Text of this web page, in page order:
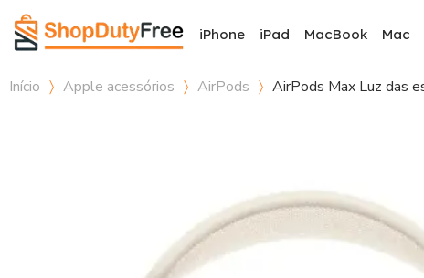
iPhone iPad MacBook Mac
Início Apple acessórios AirPods AirPods Max Luz das